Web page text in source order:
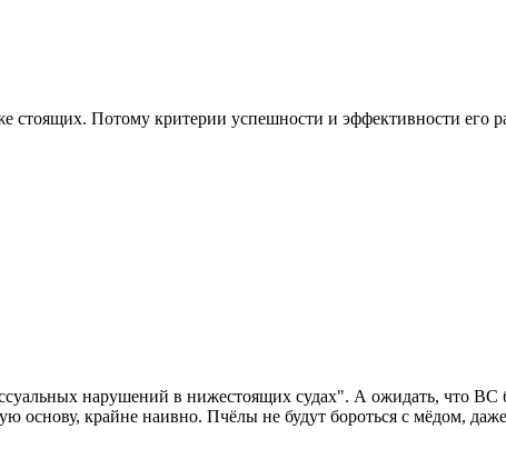
стоящих. Потому критерии успешности и эффективности его
нарушений в нижестоящих судах". А ожидать, что ВС
основу, крайне наивно. Пчёлы не будут бороться с мёдом,